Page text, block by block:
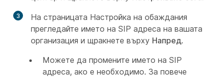
3 На страницата Настройка на обаждания
прегледайте името на SIP адреса на вашата
организация и щракнете върху Напред.
Можете да промените името на SIP
адреса, ако е необходимо. За повече